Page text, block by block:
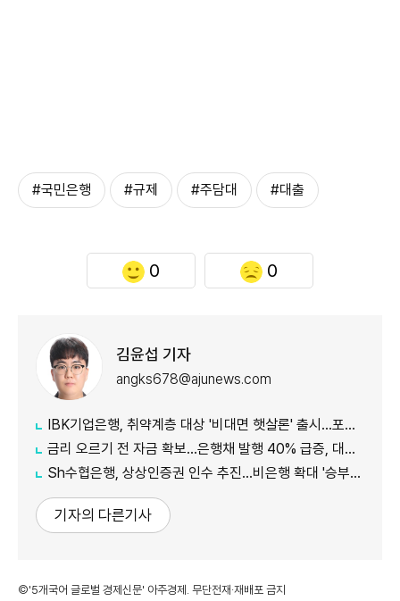
#국민은행 #규제 #주담대 #대출
0 0
김윤섭 기자
angks678@ajunews.com
IBK기업은행, 취약계층 대상 '비대면 햇살론' 출시…포용금융 확대
금리 오르기 전 자금 확보…은행채 발행 40% 급증, 대출금리도 '들썩'
Sh수협은행, 상상인증권 인수 추진…비은행 확대 '승부수'
기자의 다른기사
©'5개국어 글로벌 경제신문' 아주경제. 무단전재·재배포 금지